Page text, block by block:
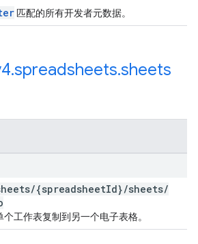
匹配的所有开发者元数据。
.spreadsheets.sheets
/{spreadsheetId}/sheets/
工作表复制到另一个电子表格。